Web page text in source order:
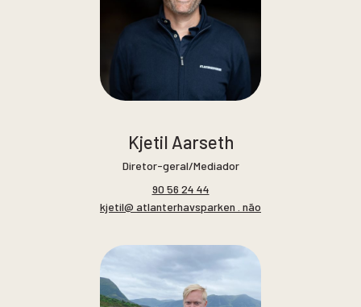
Kjetil Aarseth
Diretor-geral/Mediador
90 56 24 44
kjetil@ atlanterhavsparken . não